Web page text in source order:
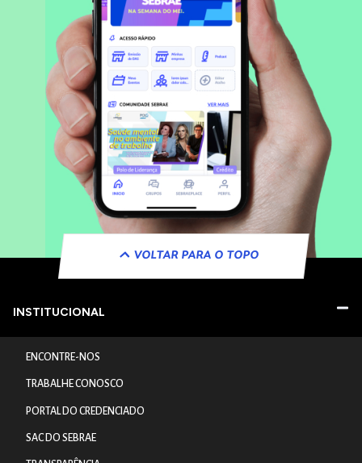
VOLTAR PARA O TOPO
INSTITUCIONAL
ENCONTRE-NOS
TRABALHE CONOSCO
PORTAL DO CREDENCIADO
SAC DO SEBRAE